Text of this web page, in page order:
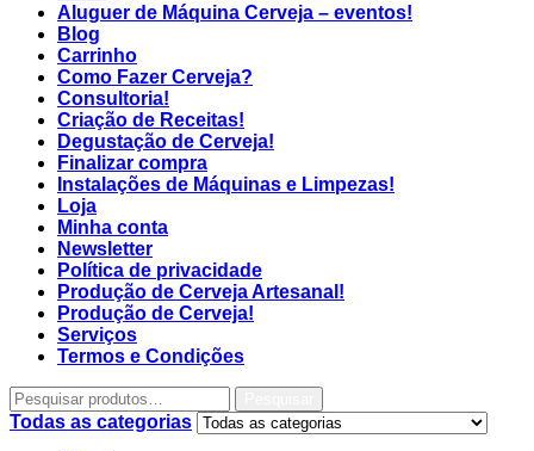
Aluguer de Máquina Cerveja – eventos!
Blog
Carrinho
Como Fazer Cerveja?
Consultoria!
Criação de Receitas!
Degustação de Cerveja!
Finalizar compra
Instalações de Máquinas e Limpezas!
Loja
Minha conta
Newsletter
Política de privacidade
Produção de Cerveja Artesanal!
Produção de Cerveja!
Serviços
Termos e Condições
Todas as categorias